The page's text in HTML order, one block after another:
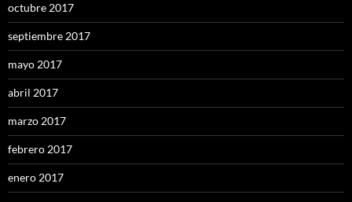
octubre 2017
septiembre 2017
mayo 2017
abril 2017
marzo 2017
febrero 2017
enero 2017